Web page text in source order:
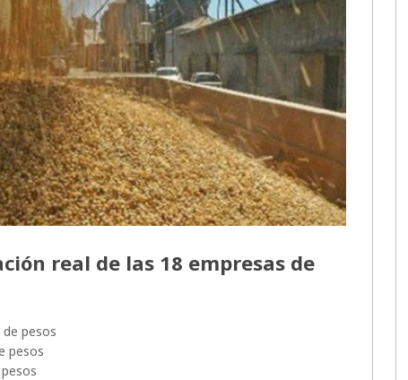
real de las 18 empresas de
pesos
pesos